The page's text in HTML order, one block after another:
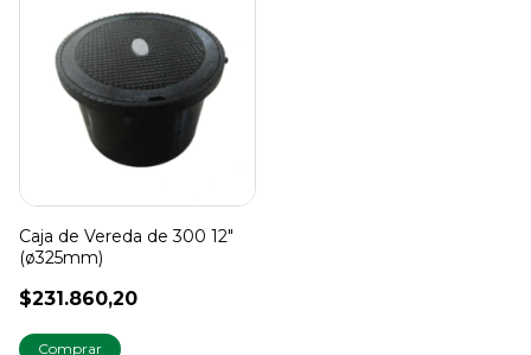
Caja de Vereda de 300 12"
(ø325mm)
$231.860,20